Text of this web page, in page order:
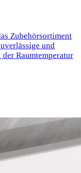
Zubehörsortiment
und
Raumtemperatur